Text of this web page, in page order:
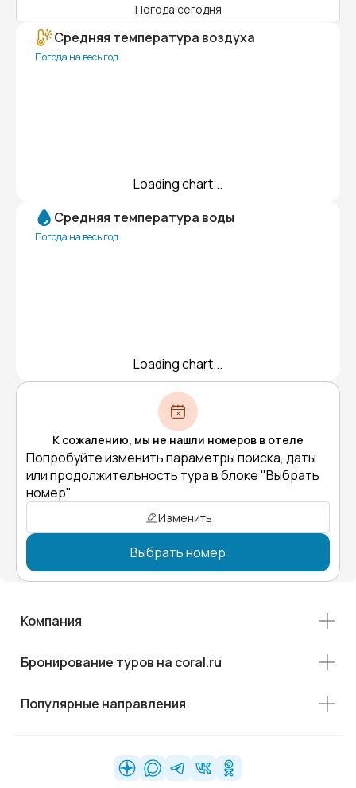
Погода сегодня
Средняя температура воздуха
Погода на весь год
Loading chart...
Средняя температура воды
Погода на весь год
Loading chart...
К сожалению, мы не нашли номеров в отеле
Попробуйте изменить параметры поиска, даты
или продолжительность тура в блоке "Выбрать
номер"
Изменить
Выбрать номер
Компания
Бронирование туров на coral.ru
Популярные направления